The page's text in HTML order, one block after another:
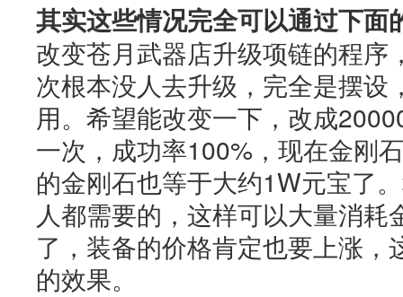
其实这些情况完全可以通过下面
改变苍月武器店升级项链的程
次根本没人去升级，完全是摆设
用。希望能改变一下，改成
一次，成功率100%，现在金刚
的金刚石也等于大约1W元宝了
人都需要的，这样可以大量消耗
了，装备的价格肯定也要上涨，
的效果。